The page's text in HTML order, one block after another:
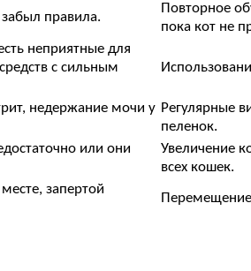
правила.
Повторное
пока кот не
неприятные для
с сильным
недержание мочи у Регулярные
пеленок.
или они
Увеличение
всех кошек.
запертой
Перемещение